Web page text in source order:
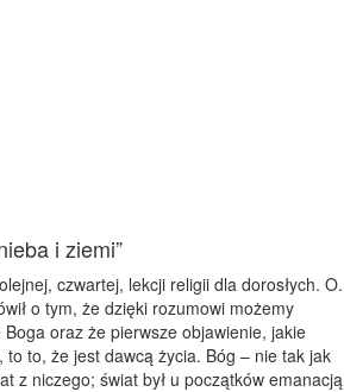
i ziemi”
czwartej, lekcji religii dla dorosłych. O.
o tym, że dzięki rozumowi możemy
oraz że pierwsze objawienie, jakie
to to, że jest dawcą życia. Bóg – nie tak jak
z niczego; świat był u początków emanacją